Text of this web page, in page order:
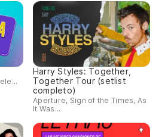
Harry Styles: Together,
Together Tour (setlist
completo)
Aperture, Sign of the Times, As
It Was...